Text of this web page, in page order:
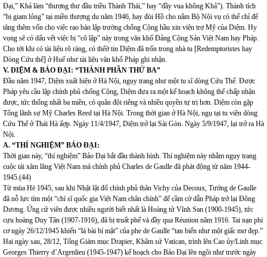
Đại,” Khả làm “thượng thư đầu triều Thành Thái,” hay “đầy vua không Khả”). Thành tích
“bị giam lỏng” tại miền thượng du năm 1946, hay đòi Hồ cho nắm Bộ Nội vụ có thể chỉ để
tăng thêm vốn cho việc rao bán lập trường chống Cộng hầu xin viện trợ Mỹ của Diệm. Hy
vọng sẽ có dấu vết việc bị “cô lập” này trong văn khố Đảng Cộng Sản Việt Nam hay Pháp.
Cho tới khi có tài liệu rõ ràng, có thểờ tin Diệm đã trốn trong nhà tu [Redemptoristes hay
Dòng Cứu thế] ở Huế như tài liệu văn khố Pháp ghi nhận.
V. DIỆM & BẢO ĐẠI: “THÀNH PHẦN THỨ BA”
Đầu năm 1947, Diệm xuất hiện ở Hà Nội, ngụy trang như một tu sĩ dòng Cứu Thế. Được
Pháp yêu cầu lập chính phủ chống Cộng, Diệm đưa ra một kế hoạch không thể chấp nhận
được, tức thống nhất ba miền, có quân đội riêng và nhiều quyền tự trị hơn. Diệm còn gặp
Tổng lãnh sự Mỹ Charles Reed tại Hà Nội. Trong thời gian ở Hà Nội, ngụ tại tu viện dòng
Cứu Thế ở Thái Hà ấợp. Ngày 11/4/1947, Diệm trở lại Sài Gòn. Ngày 5/9/1947, lại trở ra Hà
Nội.
A. “THÍ NGHIỆM” BẢO ĐẠI:
Thời gian này, “thí nghiệm” Bảo Đại bắt đầu thành hình. Thí nghiệm này nhằm ngụy trang
cuộc tái xâm lăng Việt Nam mà chính phủ Charles de Gaulle đã phát động từ năm 1944-
1945.(44)
Từ mùa Hè 1945, sau khi Nhật lật đổ chính phủ thân Vichy của Decoux, Tướng de Gaulle
đã nỗ lực tìm một “chí sĩ quốc gia Việt Nam chân chính” để cầm cờ dẫn Pháp trở lại Đông
Dương. Ứng cử viên được nhiều người biết nhất là Hoàng tử Vĩnh San (1900-1945), tức
cựu hoàng Duy Tân (1907-1916), đã bị truất phế và đầy qua Réunion năm 1916. Tai nạn phi
cơ ngày 26/12/1945 khiến “lá bài bí mật” của phe de Gaulle “tan biến như một giấc mơ đẹp.”
Hai ngày sau, 28/12, Tổng Giám mục Drapier, Khâm sứ Vatican, trình lên Cao ủy/Linh mục
Georges Thierry d’Argenlieu (1945-1947) kế hoạch cho Bảo Đại lên ngôi như trước ngày